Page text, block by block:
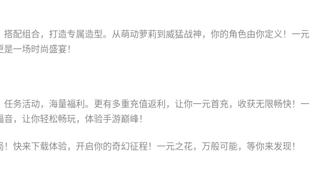
搭配组合，打造专属造型。从萌动萝莉到威猛战神，你的角色由你定义！一元
一场时尚盛宴！
务活动，海量福利。更有多重充值返利，让你一元首充，收获无限畅快！一
，让你轻松畅玩，体验手游巅峰！
快来下载体验，开启你的奇幻征程！一元之花，万般可能，等你来发现！